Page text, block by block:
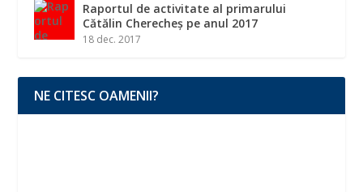
Raportul de activitate al primarului
Cătălin Cherecheș pe anul 2017
18 dec. 2017
NE CITESC OAMENII?